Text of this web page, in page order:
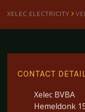
XELEC ELECTRICITY
CONTACT
Xelec BVBA
Hemeldonk